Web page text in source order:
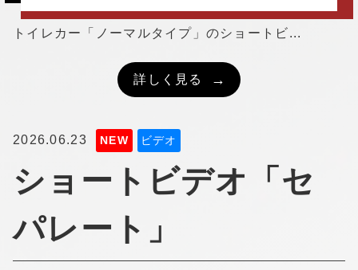
トイレカー「ノーマルタイプ」のショートビ...
詳しく見る
2026.06.23 NEW ビデオ
ショートビデオ「セ
パレート」